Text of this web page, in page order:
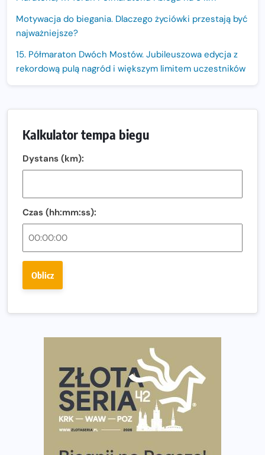
Motywacja do biegania. Dlaczego życiówki przestają być
najważniejsze?
15. Półmaraton Dwóch Mostów. Jubileuszowa edycja z
rekordową pulą nagród i większym limitem uczestników
Oficjalna koszulka LOTTO 25. Poznań Maratonu!
Amazfit Balance 3: Kompleksowe narzędzie dla biegacza
Regeneracja w bieganiu. Co warto o niej wiedzieć?
Ostatnie wolne miejsca na jubileuszowy Bieg
Fabrykanta. Organizatorzy odkrywają trasę dzień po
wybiera wyzwanie trzech największych maratonów w
Praska 5k Run gospodarzem Mistrzostw Polski
Największy Bieg Powstania Warszawskiego w historii.
Ponad 12 tysięcy uczestników pobiegło dla Bohaterów!
Tętno vs tempo – czym kierować się w bieganiu?
Co ma dużo białka? Produkty, które warto włączyć do
Rozbiegany Olsztyn szykuje się na weekend z
Kalkulator tempa biegu
Dystans (km):
Czas (hh:mm:ss):
Oblicz